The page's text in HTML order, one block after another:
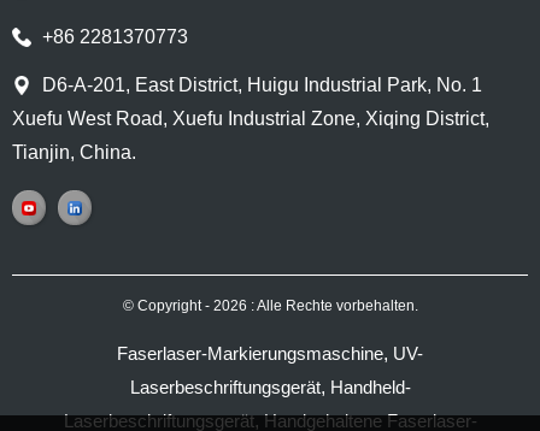
+86 2281370773
D6-A-201, East District, Huigu Industrial Park, No. 1
Xuefu West Road, Xuefu Industrial Zone, Xiqing District,
Tianjin, China.
© Copyright - 2026 : Alle Rechte vorbehalten.
Faserlaser-Markierungsmaschine, UV-
Laserbeschriftungsgerät, Handheld-
Laserbeschriftungsgerät,Handgehaltene Faserlaser-